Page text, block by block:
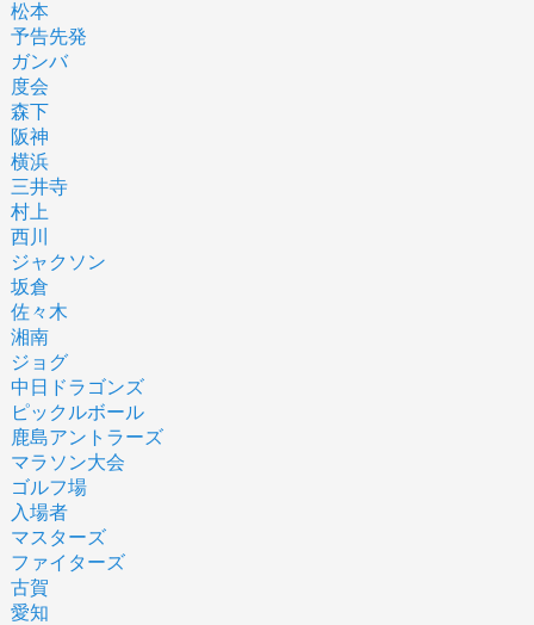
松本
予告先発
ガンバ
度会
森下
阪神
横浜
三井寺
村上
西川
ジャクソン
坂倉
佐々木
湘南
ジョグ
中日ドラゴンズ
ピックルボール
鹿島アントラーズ
マラソン大会
ゴルフ場
入場者
マスターズ
ファイターズ
古賀
愛知